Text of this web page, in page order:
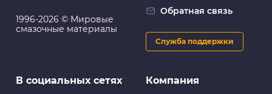
1996-2026 © Мировые
смазочные материалы
Компания
Обратная связь
Служба поддержки
В социальных сетях